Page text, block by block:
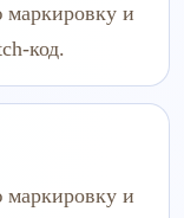
маркировку и
код.
маркировку и